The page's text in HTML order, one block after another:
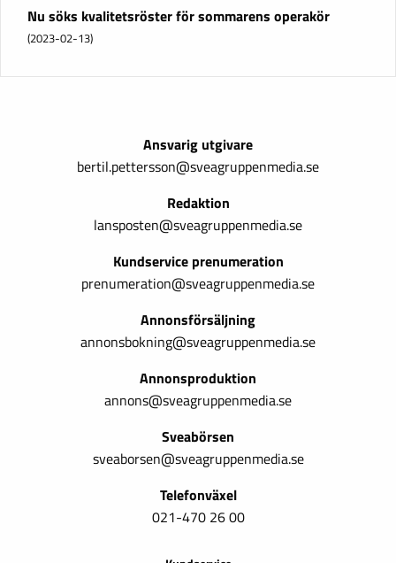
Nu söks kvalitetsröster för sommarens operakör
(2023-02-13)
Ansvarig utgivare
bertil.pettersson@sveagruppenmedia.se
Redaktion
lansposten@sveagruppenmedia.se
Kundservice prenumeration
prenumeration@sveagruppenmedia.se
Annonsförsäljning
annonsbokning@sveagruppenmedia.se
Annonsproduktion
annons@sveagruppenmedia.se
Sveabörsen
sveaborsen@sveagruppenmedia.se
Telefonväxel
021-470 26 00